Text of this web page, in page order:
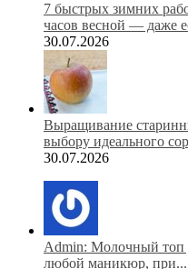
7 быстрых зимних
часов весной — даже
30.07.2026
Выращивание
выбору идеального
30.07.2026
Admin: Молочный топ
любой маникюр, при...